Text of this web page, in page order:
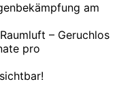
am
– Geruchlos
pro